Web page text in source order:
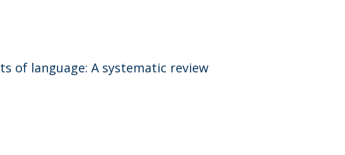
of language: A systematic review